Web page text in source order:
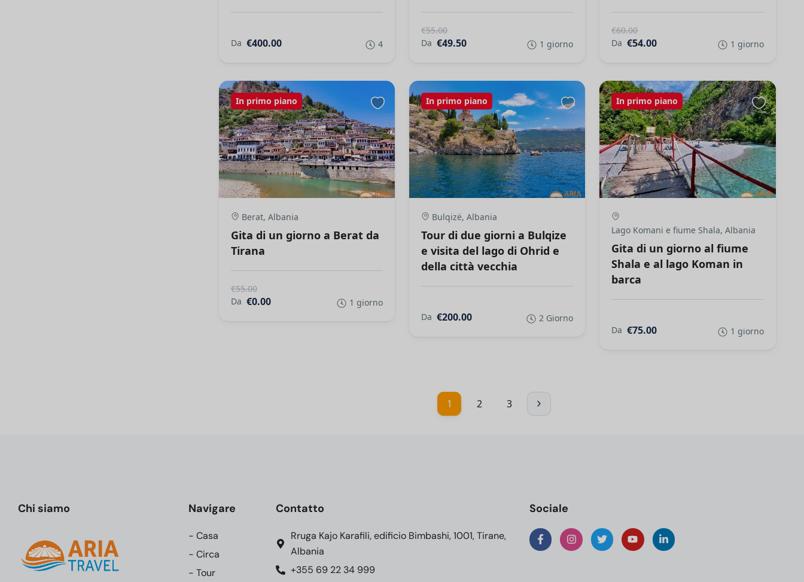
Da €400.00 4
€55.00
Da €49.50 1 giorno
€60.00
Da €54.00 1 giorno
In primo piano
Berat, Albania
Gita di un giorno a Berat da
Tirana
€55.00
Da €0.00 1 giorno
In primo piano
Bulqizë, Albania
Tour di due giorni a Bulqize
e visita del lago di Ohrid e
della città vecchia
Da €200.00 2 Giorno
In primo piano
Lago Komani e fiume Shala, Albania
Gita di un giorno al fiume
Shala e al lago Koman in
barca
Da €75.00 1 giorno
1 2 3
Chi siamo Navigare
- Casa
- Circa
- Tour
Contatto
Rruga Kajo Karafili, edificio Bimbashi, 1001, Tirane,
Albania
+355 69 22 34 999
Sociale